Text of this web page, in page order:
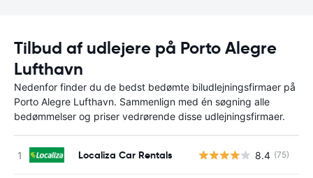
Tilbud af udlejere på Porto Alegre
Lufthavn
Nedenfor finder du de bedst bedømte biludlejningsfirmaer på
Porto Alegre Lufthavn. Sammenlign med én søgning alle
bedømmelser og priser vedrørende disse udlejningsfirmaer.
Localiza Car Rentals 8.4 (75)